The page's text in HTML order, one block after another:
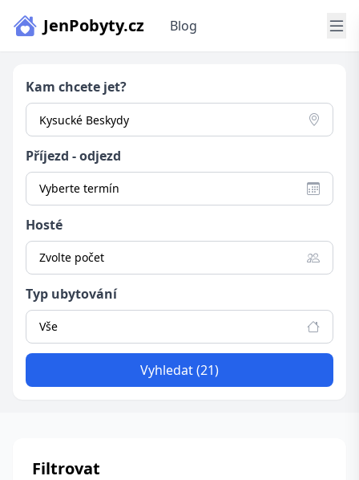
JenPobyty.cz Blog
Kam chcete jet?
Příjezd - odjezd
Vyberte termín
Hosté
Zvolte počet
Typ ubytování
Vše
Vyhledat (21)
Filtrovat